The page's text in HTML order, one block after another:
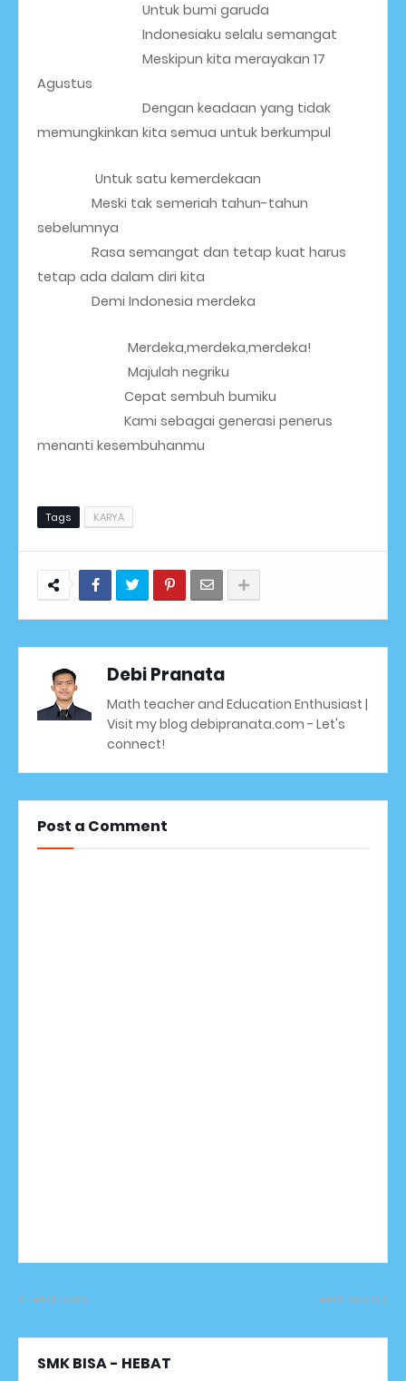
Untuk bumi garuda
Indonesiaku selalu semangat
Meskipun kita merayakan 17
Agustus
Dengan keadaan yang tidak
memungkinkan kita semua untuk berkumpul
Untuk satu kemerdekaan
Meski tak semeriah tahun-tahun
sebelumnya
Rasa semangat dan tetap kuat harus
tetap ada dalam diri kita
Demi Indonesia merdeka
Merdeka,merdeka,merdeka!
Majulah negriku
Cepat sembuh bumiku
Kami sebagai generasi penerus
menanti kesembuhanmu
Tags KARYA
Debi Pranata
Math teacher and Education Enthusiast |
Visit my blog debipranata.com - Let's
connect!
Post a Comment
Lebih baru Lebih lama
SMK BISA - HEBAT